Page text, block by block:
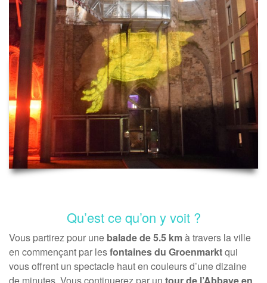
Qu’est ce qu’on y voit ?
Vous partirez pour une balade de 5.5 kmà travers la ville
en commençant par lesfontaines du Groenmarktqui
vous offrent un spectacle haut en couleurs d’une dizaine
de minutes. Vous continuerez par un tour de l’Abbaye en